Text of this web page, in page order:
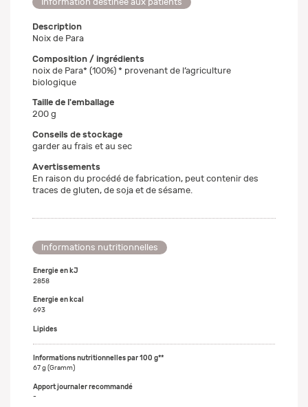
Description
Noix de Para
Composition / ingrédients
noix de Para* (100%) * provenant de l’agriculture
biologique
Taille de l'emballage
200 g
Conseils de stockage
garder au frais et au sec
Avertissements
En raison du procédé de fabrication, peut contenir des
traces de gluten, de soja et de sésame.
Informations nutritionnelles
Energie en kJ
2858
Energie en kcal
693
Lipides
67 g (Gramm)
-